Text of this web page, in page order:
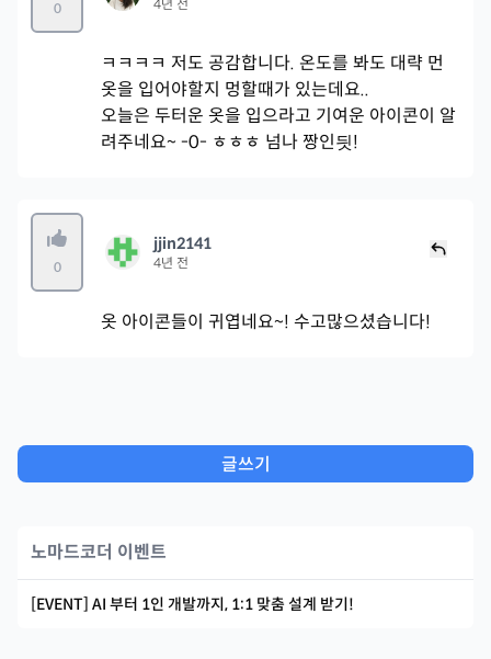
0 4년 전
ㅋㅋㅋㅋ 저도 공감합니다. 온도를 봐도 대략 먼
옷을 입어야할지 멍할때가 있는데요..
오늘은 두터운 옷을 입으라고 기여운 아이콘이 알
려주네요~ -0- ㅎㅎㅎ 넘나 짱인딋!
0
jjin2141
4년 전
옷 아이콘들이 귀엽네요~! 수고많으셨습니다!
글쓰기
노마드코더 이벤트
[EVENT] AI 부터 1인 개발까지, 1:1 맞춤 설계 받기!